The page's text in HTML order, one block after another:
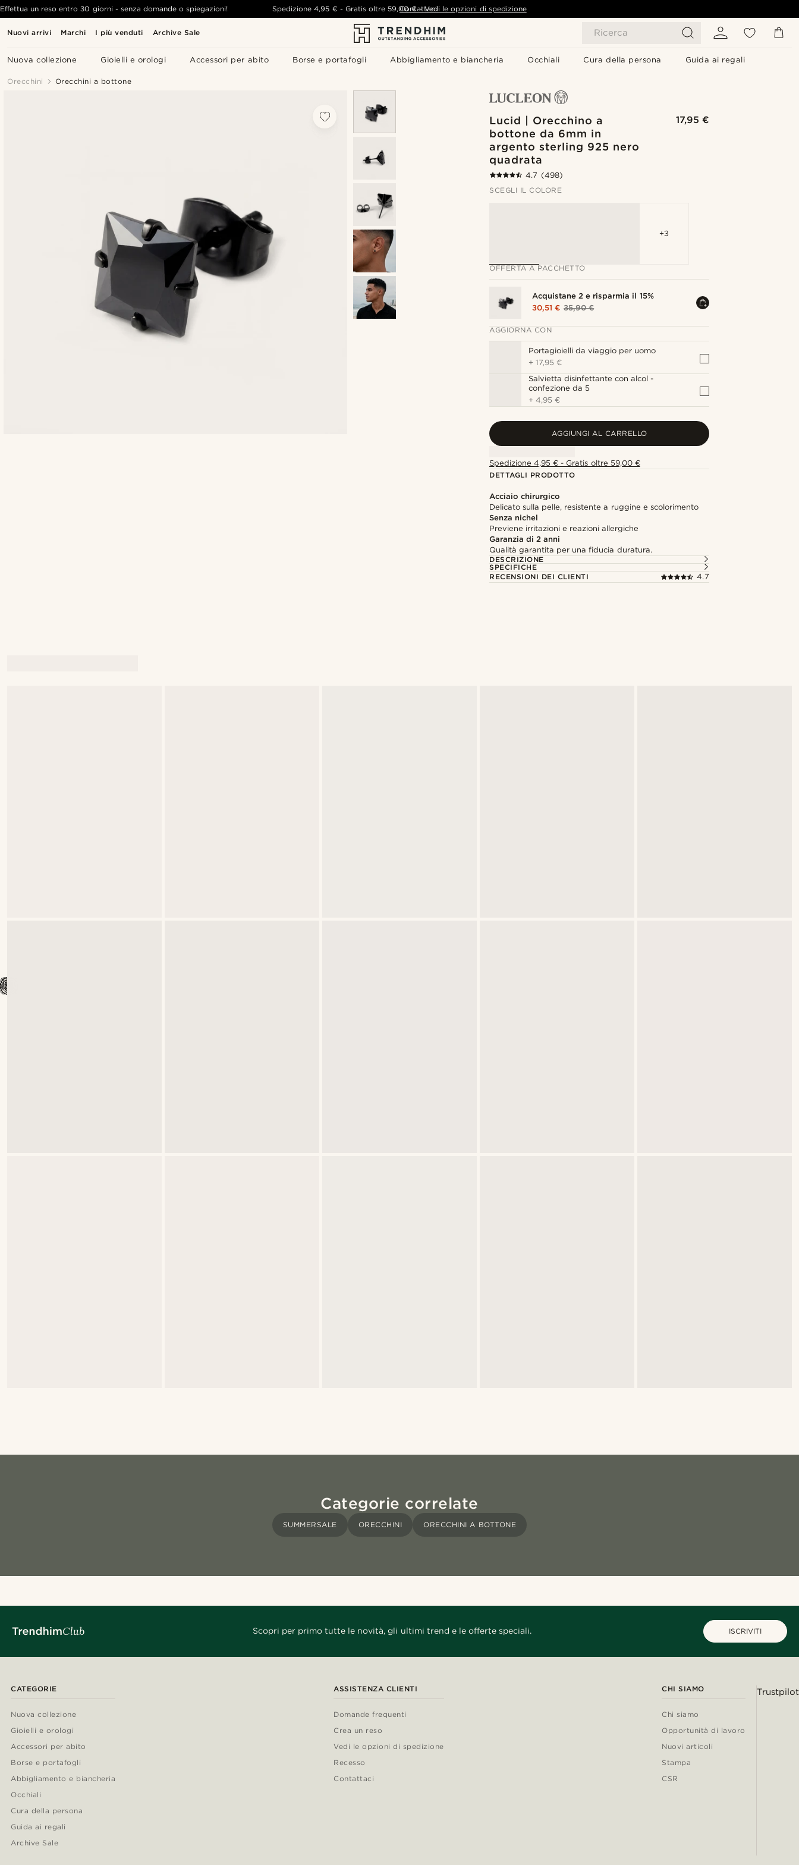
Nuovi arrivi Marchi I più venduti Archive Sale Ricerca
Nuova collezione Gioielli e orologi Accessori per abito Borse e portafogli Abbigliamento e biancheria Occhiali Cura della persona Guida ai regali
Effettua un reso entro 30 giorni - senza domande o spiegazioni! Spedizione 4,95 € - Gratis oltre 59,00 € - Vedi le opzioni di spedizione
Contattaci
Orecchini Orecchini a bottone
Lucid | Orecchino a
bottone da 6mm in
argento sterling 925 nero
quadrata
17,95 €
4.7 (498)
SCEGLI IL COLORE
+3
OFFERTA A PACCHETTO
Acquistane 2 e risparmia il 15%
30,51 € 35,90 €
AGGIORNA CON
Portagioielli da viaggio per uomo
+17,95 €
Salvietta disinfettante con alcol -
confezione da 5
+4,95 €
AGGIUNGI AL CARRELLO
Spedizione 4,95 € - Gratis oltre 59,00 €
DETTAGLI PRODOTTO
Acciaio chirurgico
Delicato sulla pelle, resistente a ruggine e scolorimento
Senza nichel
Previene irritazioni e reazioni allergiche
Garanzia di 2 anni
Qualità garantita per una fiducia duratura.
DESCRIZIONE
SPECIFICHE
RECENSIONI DEI CLIENTI
4.7
Categorie correlate
SUMMERSALE ORECCHINI ORECCHINI A BOTTONE
Scopri per primo tutte le novità, gli ultimi trend e le offerte speciali. ISCRIVITI
CATEGORIE
Nuova collezione
Gioielli e orologi
Accessori per abito
Borse e portafogli
Abbigliamento e biancheria
Occhiali
Cura della persona
Guida ai regali
Archive Sale
ASSISTENZA CLIENTI
Domande frequenti
Crea un reso
Vedi le opzioni di spedizione
Recesso
Contattaci
CHI SIAMO
Chi siamo
Opportunità di lavoro
Nuovi articoli
Stampa
CSR
Trustpilot